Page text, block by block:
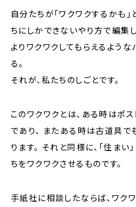
自分たちが「ワクワクするかも」
ちにしかできないやり方で編集し
よりワクワクしてもらえるよう
る。
それが、私たちのしごとです。
このワクワクとは、ある時はポ
であり、 またある時は古道具で
ります。 それと同様に、「住まい
ちをワクワクさせるものです。
手紙社に相談したならば、ワク